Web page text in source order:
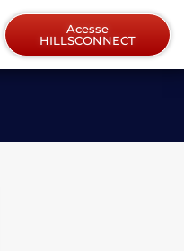
Acesse
HILLSCONNECT